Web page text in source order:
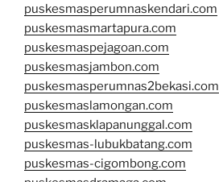
puskesmasperumnaskendari.com
puskesmasmartapura.com
puskesmaspejagoan.com
puskesmasjambon.com
puskesmasperumnas2bekasi.com
puskesmaslamongan.com
puskesmasklapanunggal.com
puskesmas-lubukbatang.com
puskesmas-cigombong.com